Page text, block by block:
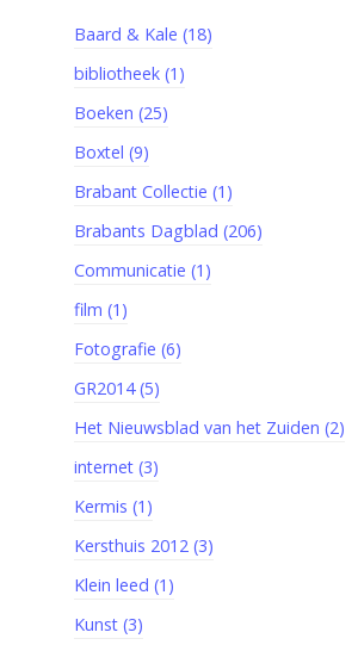
Baard & Kale (18)
bibliotheek (1)
Boeken (25)
Boxtel (9)
Brabant Collectie (1)
Brabants Dagblad (206)
Communicatie (1)
film (1)
Fotografie (6)
GR2014 (5)
Het Nieuwsblad van het Zuiden (2)
internet (3)
Kermis (1)
Kersthuis 2012 (3)
Klein leed (1)
Kunst (3)